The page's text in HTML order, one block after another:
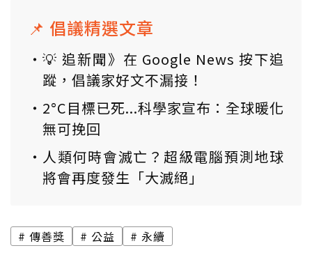
📌 倡議精選文章
💡 追新聞》在 Google News 按下追
蹤，倡議家好文不漏接！
2°C目標已死...科學家宣布：全球暖化
無可挽回
人類何時會滅亡？超級電腦預測地球
將會再度發生「大滅絕」
傳善獎 公益 永續